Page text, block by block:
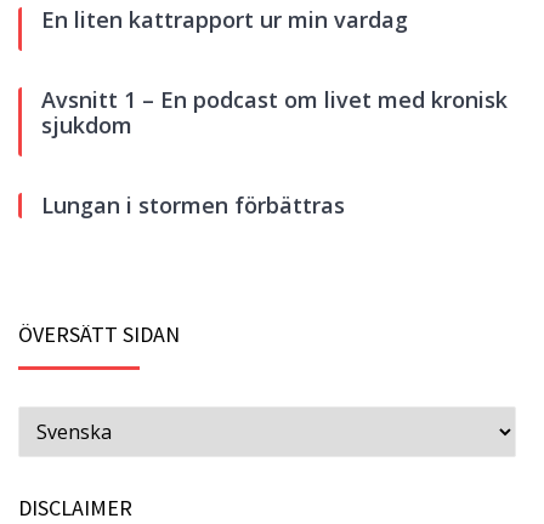
En liten kattrapport ur min vardag
Avsnitt 1 – En podcast om livet med kronisk
sjukdom
Lungan i stormen förbättras
ÖVERSÄTT SIDAN
DISCLAIMER